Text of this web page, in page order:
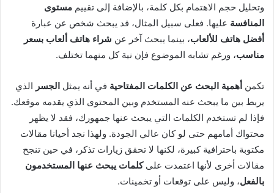
وتحليل حجم الاهتمام بكل كلمة، بالإضافة إلى تقييم مستوى
المنافسة عليها. فعلى سبيل المثال، قد يبحث شخص عن عبارة
أفضل هاتف للألعاب، بينما يبحث آخر عن شراء هاتف ألعاب بسعر
مناسب، ورغم تشابه الموضوع فإن نية كل منهما تختلف.
تكمن أهمية البحث عن الكلمات المفتاحية في أنه يمثل الجسر الذي
يربط بين ما يبحث عنه المستخدم وبين المحتوى الذي يقدمه موقعك.
فإذا لم تستخدم الكلمات التي يبحث عنها جمهورك، فقد لا يظهر
محتواك أمامهم حتى لو كان عالي الجودة. ولهذا نجد أحيانا مقالات
مكتوبة باحترافية كبيرة، لكنها لا تحقق زيارات تذكر، في حين تنجح
مقالات أخرى لأنها اعتمدت علىكلمات يبحث عنها المستخدمون
بالفعل، وليس على توقعات أو تخمينات.